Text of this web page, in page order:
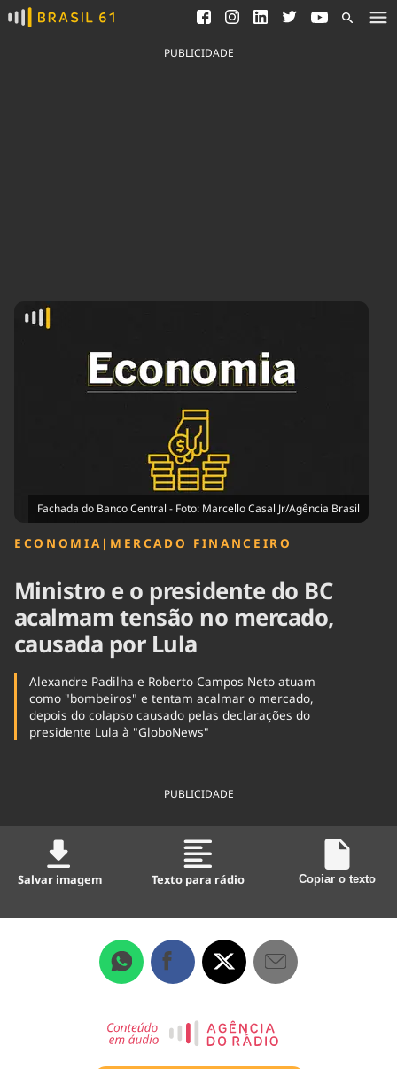
Ver todas as notícias
Saneamento
Indicadores
Agronegócios
Economia
Educação
Infraestrutura
Internacional
Podcast
Política
Saúde
PUBLICIDADE
Fachada do Banco Central - Foto: Marcello Casal Jr/Agência Brasil
ECONOMIA | MERCADO FINANCEIRO
Ministro e o presidente do BC
acalmam tensão no mercado,
causada por Lula
Alexandre Padilha e Roberto Campos Neto atuam
como "bombeiros" e tentam acalmar o mercado,
depois do colapso causado pelas declarações do
presidente Lula à "GloboNews"
PUBLICIDADE
Salvar imagem Texto para rádio Copiar o texto